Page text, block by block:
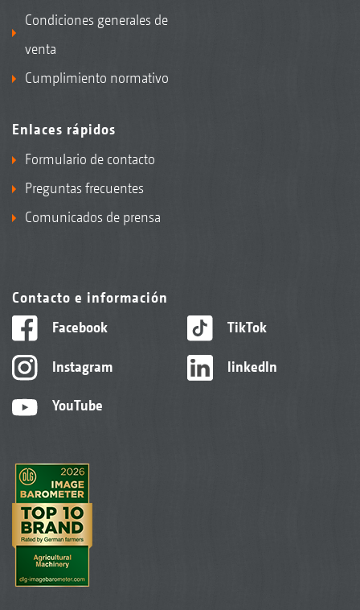
Condiciones generales de
venta
Cumplimiento normativo
Enlaces rápidos
Formulario de contacto
Preguntas frecuentes
Comunicados de prensa
Contacto e información
Facebook
Instagram
YouTube
TikTok
linkedIn